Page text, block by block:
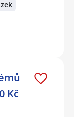
Kč